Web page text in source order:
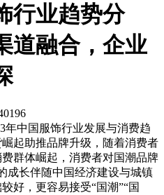
行业趋势分
道融合，企业
年中国服饰行业发展与消费趋
起助推品牌升级，随着消费者
群体崛起，消费者对国潮品牌
成长伴随中国经济建设与城镇
好，更容易接受“国潮”“国